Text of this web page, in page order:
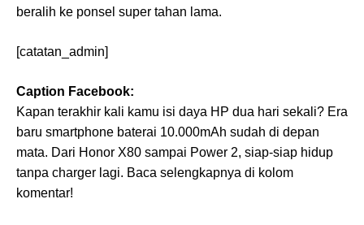
beralih ke ponsel super tahan lama.
[catatan_admin]
Caption Facebook:
Kapan terakhir kali kamu isi daya HP dua hari sekali? Era
baru smartphone baterai 10.000mAh sudah di depan
mata. Dari Honor X80 sampai Power 2, siap-siap hidup
tanpa charger lagi. Baca selengkapnya di kolom
komentar!